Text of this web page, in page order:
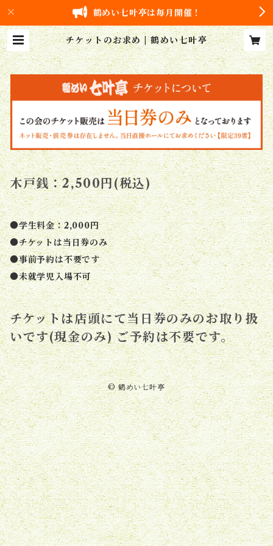
鶴めい七叶亭は毎月開催！
チケットのお求め | 鶴めい七叶亭
木戸銭：2,500円(税込)
●学生料金：2,000円
●チケットは当日券のみ
●事前予約は不要です
●未就学児入場不可
チケットは店頭にて当日券のみのお取り扱
いです(現金のみ) ご予約は不要です。
© 鶴めい七叶亭